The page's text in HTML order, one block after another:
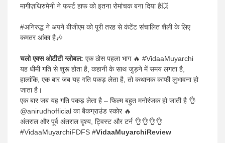
मागीज़थिरुमेनी ने फर्स्ट हाफ को इतना रोमांचक बना दिया है💥
#अनिरुद्ध ने अपने बीजीएम को पूरी तरह से कंटेंट संचालित शैली के लिए
कमतर आंका है🎶
चलो एक्स ओटीटी ग्लोबल: एक ठोस पहला भाग 🔥 #VidaaMuyarchi
यह धीमी गति से शुरू होता है, कहानी के साथ जुड़ने में समय लगता है,
हालांकि, एक बार जब यह गति पकड़ लेता है, तो कथानक काफी लुभावना हो
जाता है।
एक बार जब यह गति पकड़ लेता है – फिल्म बहुत मनोरंजक हो जाती है 👌
@anirudhofficial का बैकग्राउंड स्कोर 🔥
अंतराल और पूर्व अंतराल दृश्य, ट्विस्ट और टर्न 👌👌👌👌
#VidaaMuyarchiFDFS #VidaaMuyarchiReview